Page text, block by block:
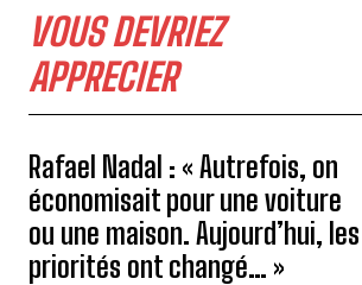
VOUS DEVRIEZ
APPRECIER
Rafael Nadal : « Autrefois, on
économisait pour une voiture
ou une maison. Aujourd’hui, les
priorités ont changé… »